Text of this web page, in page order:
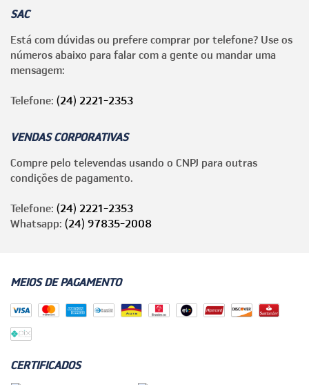
SAC
Está com dúvidas ou prefere comprar por telefone? Use os
números abaixo para falar com a gente ou mandar uma
mensagem:
Telefone: (24) 2221-2353
VENDAS CORPORATIVAS
Compre pelo televendas usando o CNPJ para outras
condições de pagamento.
Telefone: (24) 2221-2353
Whatsapp: (24) 97835-2008
MEIOS DE PAGAMENTO
CERTIFICADOS